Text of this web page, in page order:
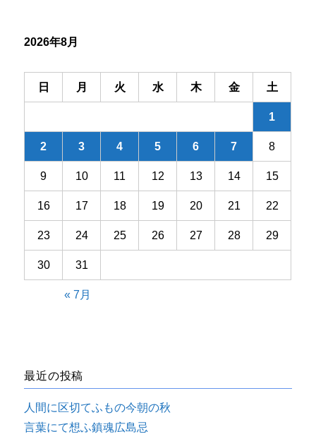
へ
の
2026年8月
日 月 火 水 木 金 土
1
2 3 4 5 6 7 8
9 10 11 12 13 14 15
16 17 18 19 20 21 22
23 24 25 26 27 28 29
30 31
« 7月
最近の投稿
人間に区切てふもの今朝の秋
言葉にて想ふ鎮魂広島忌